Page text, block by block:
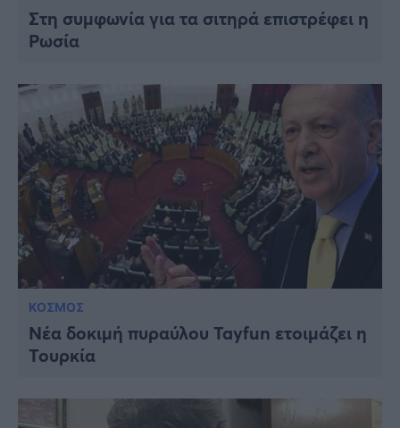
Στη συμφωνία για τα σιτηρά επιστρέφει η
Ρωσία
ΚΟΣΜΟΣ
Νέα δοκιμή πυραύλου Tayfun ετοιμάζει η
Τουρκία